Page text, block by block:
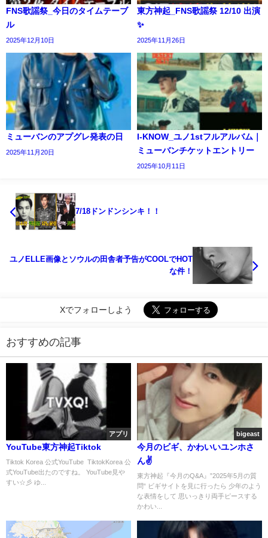
FNS歌謡祭_今日のタイムテーブ
ル
2025年12月10日
東方神起_FNS歌謡祭 12/10 出演
✨️
2025年11月26日
ミューバンのアプグレ発表の日
2025年11月20日
I-KNOW_ユノ1stフルアルバム｜
ミューバンチケットエントリー
2025年10月11日
7/18ドンドンシンキ！！
ユノELLE画像とソウルの田舎者予告がCOOLでHOT
な件！
Xでフォローしよう
おすすめの記事
アプリ
YouTube東方神起Tiktok
Tiktok Korea 公式YouTube TiktokKorea 公
式YouTube出たのですね。 YouTube見や
すい☆彡 ゆ...
bigeast
今月のビギ、かわいいユンホさ
ん✌
東方神起『今月のQ&A』”2025年5月の質
問“ ビギサイトを見に行ったら 少年のよう
な表情をして 思いっきり両手ピースする
かわい...